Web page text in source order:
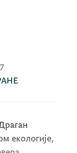
екологије,